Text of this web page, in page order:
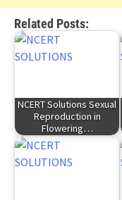
Related Posts:
NCERT Solutions Sexual
Reproduction in
Flowering…